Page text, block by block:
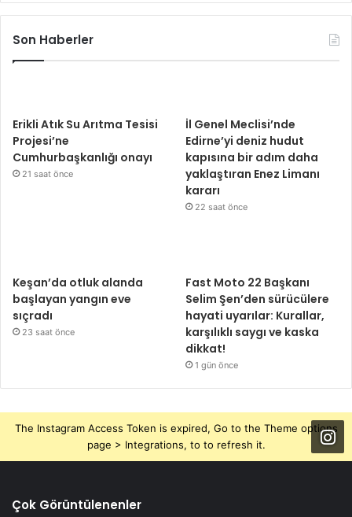
Son Haberler
Erikli Atık Su Arıtma Tesisi
Projesi’ne
Cumhurbaşkanlığı onayı
21 saat önce
İl Genel Meclisi’nde
Edirne’yi deniz hudut
kapısına bir adım daha
yaklaştıran Enez Limanı
kararı
22 saat önce
Keşan’da otluk alanda
başlayan yangın eve
sıçradı
23 saat önce
Fast Moto 22 Başkanı
Selim Şen’den sürücülere
hayati uyarılar: Kurallar,
karşılıklı saygı ve kaska
dikkat!
1 gün önce
The Instagram Access Token is expired, Go to the Theme options
page > Integrations, to to refresh it.
Çok Görüntülenenler